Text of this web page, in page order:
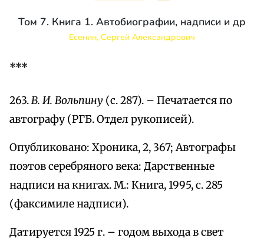
Том 7. Книга 1. Автобиографии, надписи и др
Есенин, Сергей Александрович
***
263.В. И. Вольпину (с. 287). – Печатается по
автографу (РГБ. Отдел рукописей).
Опубликовано: Хроника, 2, 367; Автографы
поэтов серебряного века: Дарственные
надписи на книгах. М.: Книга, 1995, с. 285
(факсимиле надписи).
Датируется 1925 г. – годом выхода в свет